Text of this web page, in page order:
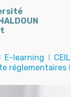
E-learning I CEIL
réglementaires I